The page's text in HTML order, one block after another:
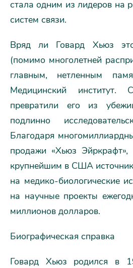
стала одним из лидеров на
систем связи.
Вряд ли Говард Хьюз
(помимо многолетней
главным, нетленным
Медицинский институт.
превратили его из
подлинно
Благодаря
продажи «Хьюз Эйркрафт»,
крупнейшим в США
на медико-биологические
на научные проекты
миллионов долларов.
Биографическая справка
Говард Хьюз родился в